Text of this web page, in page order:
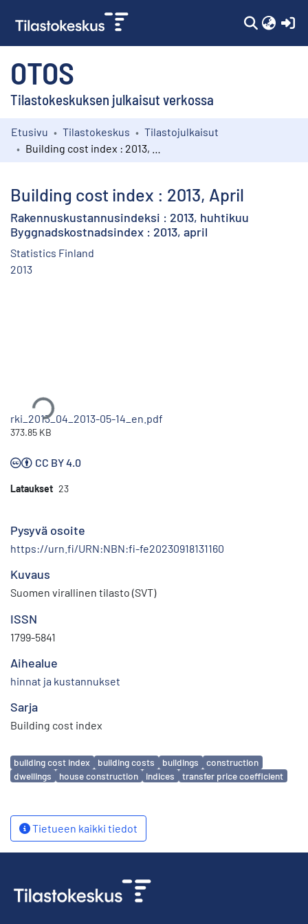
OTOS
Tilastokeskuksen julkaisut verkossa
Kokoelmat
Etusivu Tilastokeskus
Tilastojulkaisut
Building cost index : 2013, April
Rakennuskustannusindeksi : 2013, huhtikuu
Byggnadskostnadsindex : 2013, april
Statistics Finland
2013
rki_2013_04_2013-05-14_en.pdf
373.85 KB
CC BY 4.0
Lataukset 23
Pysyvä osoite
https://urn.fi/URN:NBN:fi-fe20230918131160
Kuvaus
Suomen virallinen tilasto (SVT)
ISSN
1799-5841
Aihealue
hinnat ja kustannukset
Sarja
Building cost index
Avainsanat
building cost index building costs buildings
construction
dwellings
house construction indices transfer price coefficient
Tietueen kaikki tiedot